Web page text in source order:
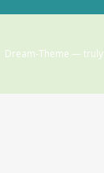
Dream-Theme — truly